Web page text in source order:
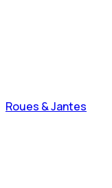
Roues & Jantes